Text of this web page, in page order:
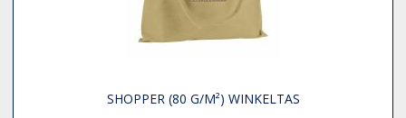
SHOPPER (80 G/M²) WINKELTAS